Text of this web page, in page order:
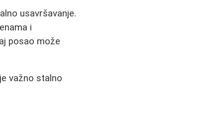
usavršavanje.
i
posao može
važno stalno